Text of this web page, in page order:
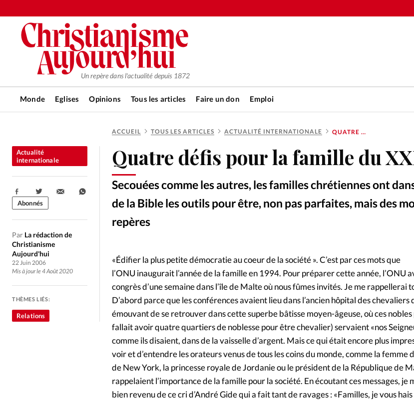
Un repère dans l'actualité depuis 1872
Monde Eglises Opinions Tous les articles Faire un don Emploi
RUBRIQUES
Tous les articles
Actualité chrétienne
Actualité internationale
Chronique
Culture
Dossier
Génération réveil
Monde
Opinions
Publireportage
Relations Aujourd'hui
Société
Tour du monde des Eglises
Vécu Vie Intérieure
ACCUEIL TOUS LES ARTICLES ACTUALITÉ INTERNATIONALE QUATRE DÉFIS POUR LA FAMILLE DU XXIE SIÈCLE
Quatre défis pour la famille du
Secouées comme les autres, les familles chrétiennes ont
de la Bible les outils pour être, non pas parfaites, mais des
repères
Actualité
internationale
Par La rédaction de
Christianisme
Aujourd'hui
22 Juin 2006
Mis à jour le 4 Août 2020
Partager:
Abonnés
THÈMES LIÉS:
Relations
«Édifier la plus petite démocratie au coeur de la société ». C’est par ces mots que
l’ONU inaugurait l’année de la famille en 1994. Pour préparer cette année, l’ONU
congrès d’une semaine dans l’île de Malte où nous fûmes invités. Je me rappellerai
D’abord parce que les conférences avaient lieu dans l’ancien hôpital des
émouvant de se retrouver dans cette superbe bâtisse moyen-âgeuse, où ces nobles
fallait avoir quatre quartiers de noblesse pour être chevalier) servaient «nos
comme ils disaient, dans de la vaisselle d’argent. Mais ce qui était encore plus
voir et d’entendre les orateurs venus de tous les coins du monde, comme la femme
de New York, la princesse royale de Jordanie ou le président de la République de
rappelaient l’importance de la famille pour la société. En écoutant ces messages, je
bien revenu de ce cri d’André Gide qui a fait tant de ravages : «Familles, je vous hais